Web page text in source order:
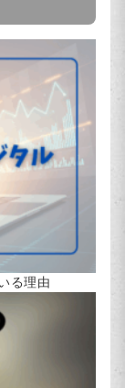
る理由